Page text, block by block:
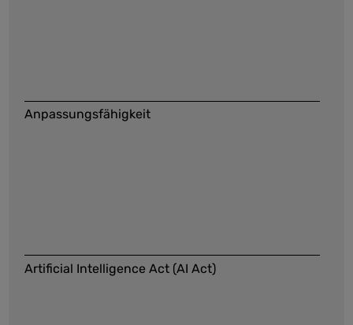
Anpassungsfähigkeit
Artificial Intelligence Act (AI Act)